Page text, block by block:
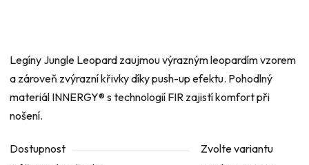
Legíny Jungle Leopard zaujmou výrazným leopardím vzorem
a zároveň zvýrazní křivky díky push-up efektu. Pohodlný
materiál INNERGY® s technologií FIR zajistí komfort při
nošení.
Dostupnost
Zvolte variantu